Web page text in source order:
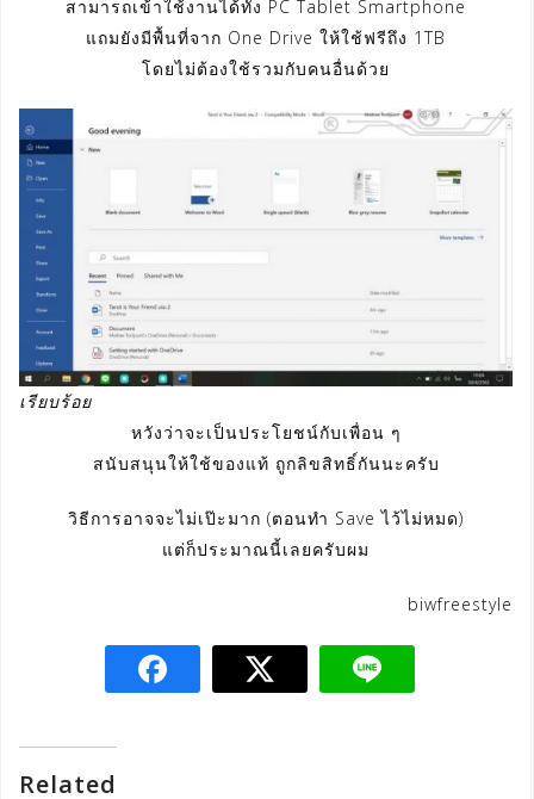
สามารถเข้าใช้งานได้ทั้ง PC Tablet Smartphone
แถมยังมีพื้นที่จาก One Drive ให้ใช้ฟรีถึง 1TB
โดยไม่ต้องใช้รวมกับคนอื่นด้วย
เรียบร้อย
หวังว่าจะเป็นประโยชน์กับเพื่อน ๆ
สนับสนุนให้ใช้ของแท้ ถูกลิขสิทธิ์กันนะครับ
วิธีการอาจจะไม่เป๊ะมาก (ตอนทำ Save ไว้ไม่หมด)
แต่ก็ประมาณนี้เลยครับผม
biwfreestyle
Related